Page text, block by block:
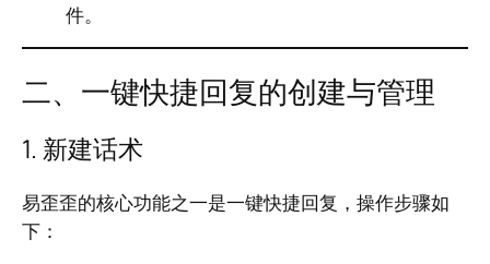
件。
二、一键快捷回复的创建与管理
1. 新建话术
易歪歪的核心功能之一是一键快捷回复，操作步骤如
下：